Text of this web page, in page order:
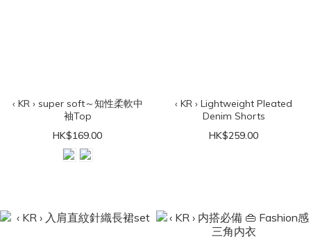
‹ KR › super soft～知性柔軟中
袖Top
HK$169.00
‹ KR › Lightweight Pleated
Denim Shorts
HK$259.00